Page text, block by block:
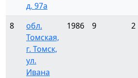
д. 97а
8
обл.
Томская,
г. Томск,
ул.
Ивана
1986 9 2